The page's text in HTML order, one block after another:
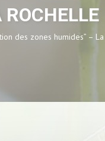
des zones humides” –